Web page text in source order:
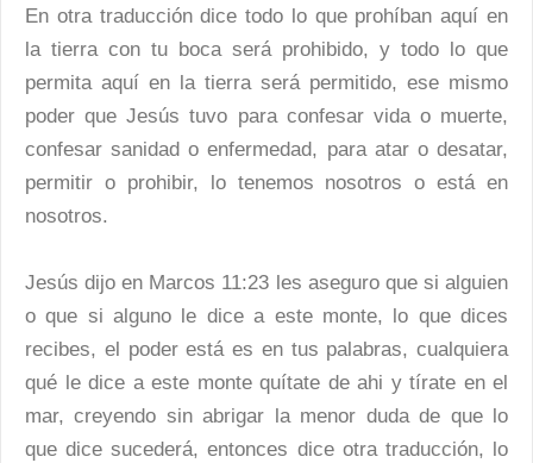
En otra traducción dice todo lo que prohíban aquí en
la tierra con tu boca será prohibido, y todo lo que
permita aquí en la tierra será permitido, ese mismo
poder que Jesús tuvo para confesar vida o muerte,
confesar sanidad o enfermedad, para atar o desatar,
permitir o prohibir, lo tenemos nosotros o está en
nosotros.
Jesús dijo en Marcos 11:23 les aseguro que si alguien
o que si alguno le dice a este monte, lo que dices
recibes, el poder está es en tus palabras, cualquiera
qué le dice a este monte quítate de ahi y tírate en el
mar, creyendo sin abrigar la menor duda de que lo
que dice sucederá, entonces dice otra traducción, lo